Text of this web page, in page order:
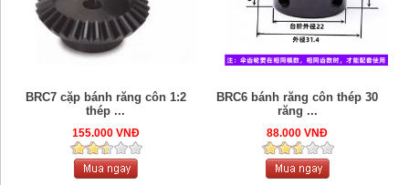
BRC7 cặp bánh răng côn 1:2
thép ...
155.000 VNĐ
BRC6 bánh răng côn thép 30
răng ...
88.000 VNĐ